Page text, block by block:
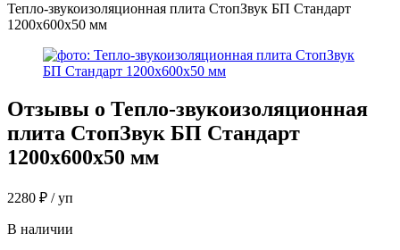
Тепло-звукоизоляционная плита СтопЗвук БП Стандарт
1200х600х50 мм
Отзывы о Тепло-звукоизоляционная
плита СтопЗвук БП Стандарт
1200х600х50 мм
2280 ₽ / уп
В наличии